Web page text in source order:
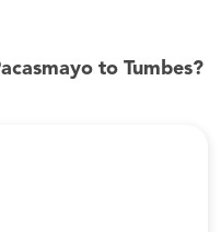
to Tumbes?